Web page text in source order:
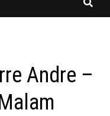
Andre –